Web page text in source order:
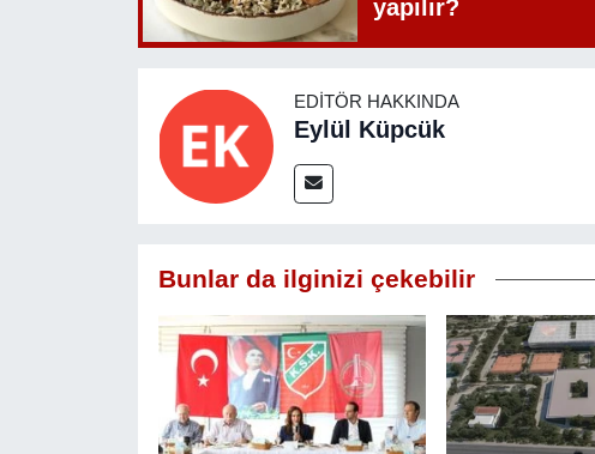
yapılır?
EDITÖR HAKKINDA
Eylül Küpcük
Bunlar da ilginizi çekebilir